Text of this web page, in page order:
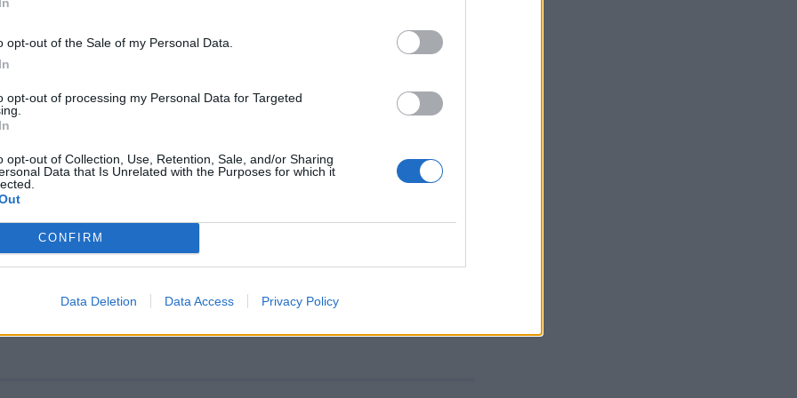
opt-out of the Sale of my Personal Data.
opt-out of processing my Personal Data for Targeted
opt-out of Collection, Use, Retention, Sale, and/or Sharing
Data that Is Unrelated with the Purposes for which it
CONFIRM
Data Deletion Data Access Privacy Policy
– ΒΙΝΤΕΟ
Rafale της αεροπορίας ναυτικού της Γαλλίας έπληξαν ένα
της οργάνωσης Ισλαμικό Κράτος
απο το Charles de Gaulle τα πρώτα
για Συρία – Ιράκ – ΒΙΝΤΕΟ
αεροσκάφη απονηώθηκαν σήμερα από το
Charles De Gaulle για Συρία - Ιράκ